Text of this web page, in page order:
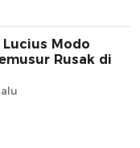
Lucius Modo
Rusak di